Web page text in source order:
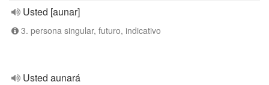
Usted [aunar]
3. persona singular, futuro, indicativo
Usted aunará